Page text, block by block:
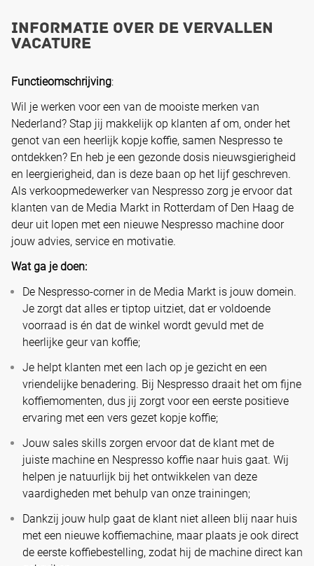
Informatie over de vervallen
vacature
Functieomschrijving:
Wil je werken voor een van de mooiste merken van
Nederland? Stap jij makkelijk op klanten af ​​om, onder het
genot van een heerlijk kopje koffie, samen Nespresso te
ontdekken? En heb je een gezonde dosis nieuwsgierigheid
en leergierigheid, dan is deze baan op het lijf geschreven.
Als verkoopmedewerker van Nespresso zorg je ervoor dat
klanten van de Media Markt in Rotterdam of Den Haag de
deur uit lopen met een nieuwe Nespresso machine door
jouw advies, service en motivatie.
Wat ga je doen:
De Nespresso-corner in de Media Markt is jouw domein.
Je zorgt dat alles er tiptop uitziet, dat er voldoende
voorraad is én dat de winkel wordt gevuld met de
heerlijke geur van koffie;
Je helpt klanten met een lach op je gezicht en een
vriendelijke benadering. Bij Nespresso draait het om fijne
koffiemomenten, dus jij zorgt voor een eerste positieve
ervaring met een vers gezet kopje koffie;
Jouw sales skills zorgen ervoor dat de klant met de
juiste machine en Nespresso koffie naar huis gaat. Wij
helpen je natuurlijk bij het ontwikkelen van deze
vaardigheden met behulp van onze trainingen;
Dankzij jouw hulp gaat de klant niet alleen blij naar huis
met een nieuwe koffiemachine, maar plaats je ook direct
de eerste koffiebestelling, zodat hij de machine direct kan